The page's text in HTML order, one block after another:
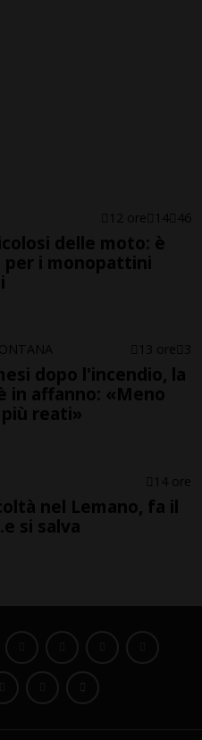
12 ore 14 46
delle moto: è
per i monopattini
13 ore 3
dopo l'incendio, la
in affanno: «Meno
reati»
14 ore
nel Lemano, fa il
si salva